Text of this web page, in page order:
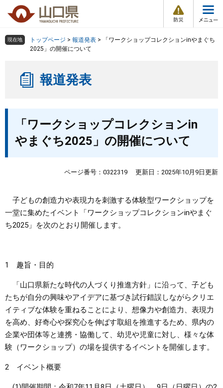
の
ー
情
メ
ュ
組織で探す
くらし・環境
しごと・産業・観光
県政情報
検索の仕方 組織で探す
現在地 トップページ > 報道発表 >
「ワークショップコレクションinやまぐち
2025」の開催について
報道発表
「ワークショップコレクションin
やまぐち2025」の開催について
ページ番号：0322319 更新日：2025年10月9日更新
子どもの創造力や表現力を刺激する体験型ワークショップを
一堂に集めたイベント「ワークショップコレクションinやまぐ
ち2025」を次のとおり開催します。
1 趣旨・目的
「山口県新たな時代の人づくり推進方針」に沿って、子ども
たちが自分の興味やアイデアに基づき試行錯誤しながらクリエ
イティブな体験を重ねることにより、想像力や創造力、表現力
を高め、好奇心や探究心を伸ばす取組を推進するため、県内の
企業や団体等と連携・協働して、幼児や児童に対し、様々な体
験（ワークショップ）の場を提供するイベントを開催します。
2 イベント概要